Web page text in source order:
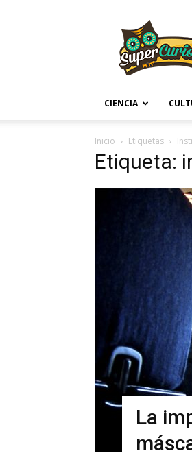
CIENCIA
Inicio Etiquetas
Etiqueta:
La